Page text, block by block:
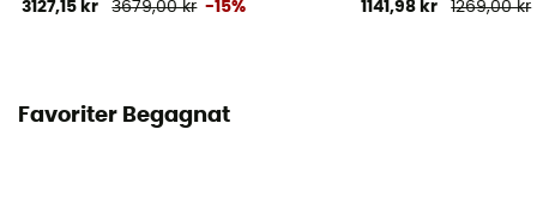
3127,15 kr 3679,00 kr -15% 1141,98 kr 1269,00 kr
Favoriter Begagnat